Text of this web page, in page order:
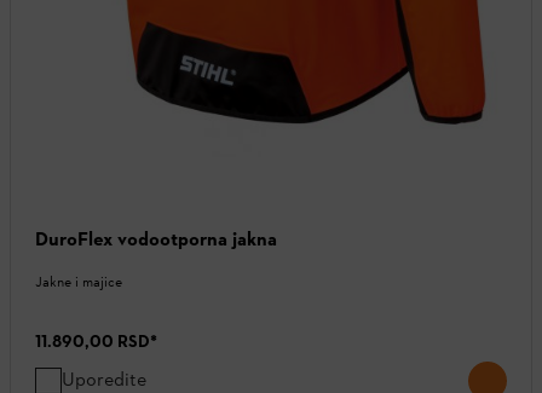
DuroFlex vodootporna jakna
Jakne i majice
11.890,00 RSD*
Uporedite